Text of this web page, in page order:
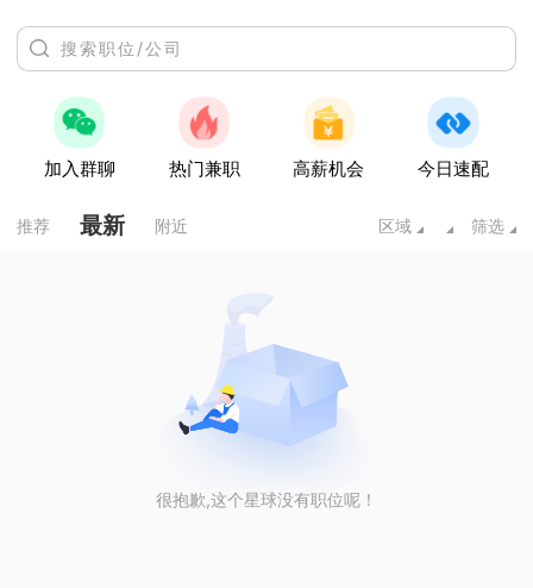
加入群聊 热门兼职 高薪机会 今日速配
推荐 最新 附近 区域 筛选
很抱歉,这个星球没有职位呢！